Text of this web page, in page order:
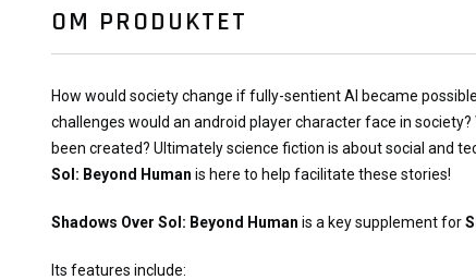
OM PRODUKTET
How would society change if fully-sentient AI became
challenges would an android player character face in
been created? Ultimately science fiction is about social and
Sol: Beyond Human is here to help facilitate these stories!
Shadows Over Sol: Beyond Human is a key supplement for
Its features include: